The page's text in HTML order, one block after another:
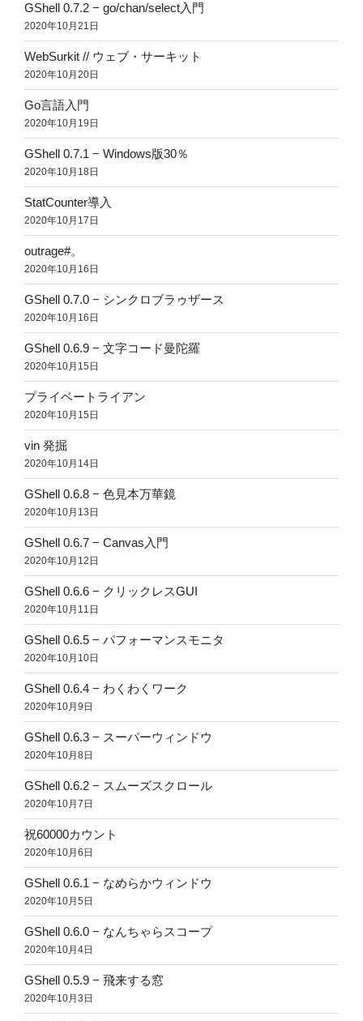
GShell 0.7.2 − go/chan/select入門
2020年10月21日
WebSurkit // ウェブ・サーキット
2020年10月20日
Go言語入門
2020年10月19日
GShell 0.7.1 − Windows版30％
2020年10月18日
StatCounter導入
2020年10月17日
outrage#。
2020年10月16日
GShell 0.7.0 − シンクロブラゥザース
2020年10月16日
GShell 0.6.9 − 文字コード曼陀羅
2020年10月15日
プライベートライアン
2020年10月15日
vin 発掘
2020年10月14日
GShell 0.6.8 − 色見本万華鏡
2020年10月13日
GShell 0.6.7 − Canvas入門
2020年10月12日
GShell 0.6.6 − クリックレスGUI
2020年10月11日
GShell 0.6.5 − パフォーマンスモニタ
2020年10月10日
GShell 0.6.4 − わくわくワーク
2020年10月9日
GShell 0.6.3 − スーパーウィンドウ
2020年10月8日
GShell 0.6.2 − スムーズスクロール
2020年10月7日
祝60000カウント
2020年10月6日
GShell 0.6.1 − なめらかウィンドウ
2020年10月5日
GShell 0.6.0 − なんちゃらスコープ
2020年10月4日
GShell 0.5.9 − 飛来する窓
2020年10月3日